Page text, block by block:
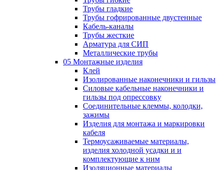
Трубы гладкие
Трубы гофрированные двустенные
Кабель-каналы
Трубы жесткие
Арматура для СИП
Металлические трубы
05 Монтажные изделия
Клей
Изолированные наконечники и гильзы
Силовые кабельные наконечники и
гильзы под опрессовку
Соединительные клеммы, колодки,
зажимы
Изделия для монтажа и маркировки
кабеля
Термоусаживаемые материалы,
изделия холодной усадки и и
комплектующие к ним
Изоляционные материалы